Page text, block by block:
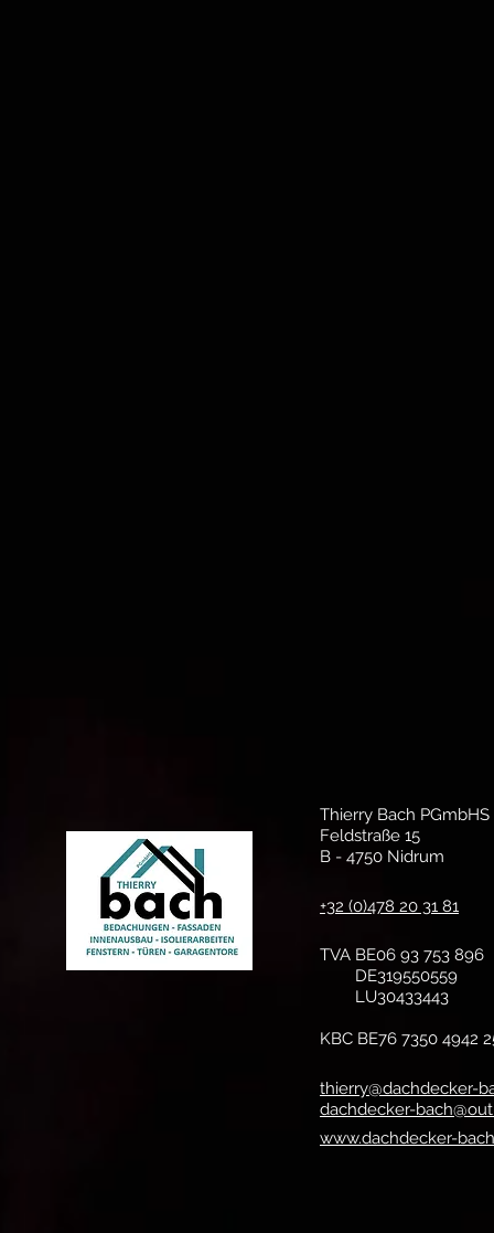
Thierry Bach PGmbHS
Feldstraße 15
B - 4750 Nidrum
+32 (0)478 20 31 81
TVA BE06 93 753 896
DE319550559
LU30433443
KBC BE76 7350 4942
thierry@dachdecker-
dachdecker-
www.dachdecker-